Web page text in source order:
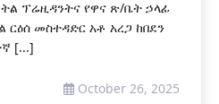
ፕሬዚዳንትና የዋና ጽ/ቤት ኃላፊ
መስተዳድር አቶ አረጋ ከበደን
[...]
October 26, 2025